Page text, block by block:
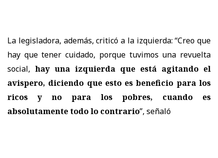
La legisladora, además, criticó a la izquierda: “Creo que
hay que tener cuidado, porque tuvimos una revuelta
social, hay una izquierda que está agitando el
avispero, diciendo que esto es beneficio para los
ricos y no para los pobres, cuando es
absolutamente todo lo contrario”, señaló